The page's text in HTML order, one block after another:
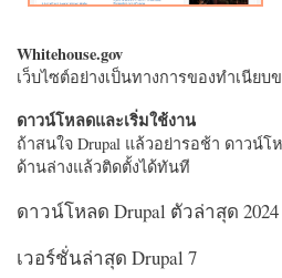
Whitehouse.gov
เว็บไซต์อย่างเป็นทางการของทำเนียบ
ดาวน์โหลดและเริ่มใช้งาน
ถ้าสนใจ Drupal แล้วอย่ารอช้า ดาวน์
ด้านล่างแล้วติดตั้งได้ทันที
ดาวน์โหลด Drupal ตัวล่าสุด 2024
เวอร์ชั่นล่าสุด Drupal 7